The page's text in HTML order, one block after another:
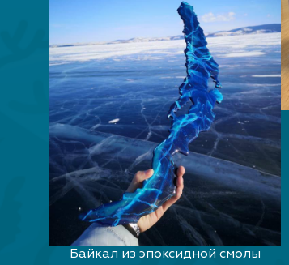
ВЫБЕРИТЕ ПАРАМЕТРЫ
Байкал из эпоксидной смолы